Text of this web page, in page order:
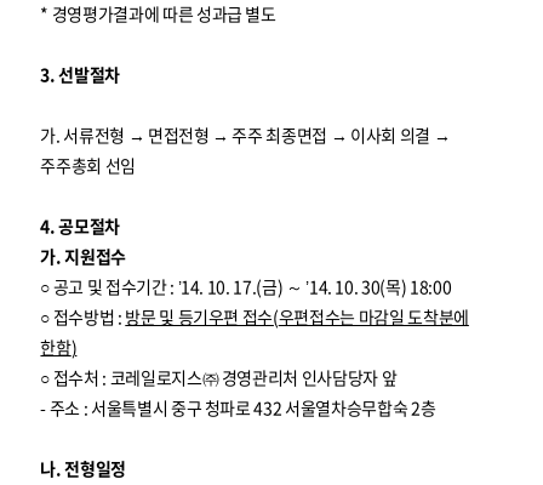
* 경영평가결과에 따른 성과급 별도
3. 선발절차
가. 서류전형 → 면접전형 → 주주 최종면접 → 이사회 의결 →
주주총회 선임
4. 공모절차
가. 지원접수
○ 공고 및 접수기간 : ’14. 10. 17.(금) ～ ’14. 10. 30(목) 18:00
○ 접수방법 : 방문 및 등기우편 접수(우편접수는 마감일 도착분에
한함)
○ 접수처 : 코레일로지스㈜ 경영관리처 인사담당자 앞
- 주소 : 서울특별시 중구 청파로 432 서울열차승무합숙 2층
나. 전형일정